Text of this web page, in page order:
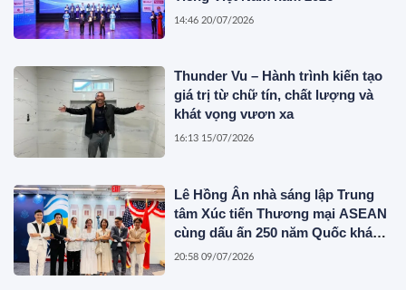
14:46 20/07/2026
Thunder Vu – Hành trình kiến tạo
giá trị từ chữ tín, chất lượng và
khát vọng vươn xa
16:13 15/07/2026
Lê Hồng Ân nhà sáng lập Trung
tâm Xúc tiến Thương mại ASEAN
cùng dấu ấn 250 năm Quốc khánh
Hoa Kỳ
20:58 09/07/2026